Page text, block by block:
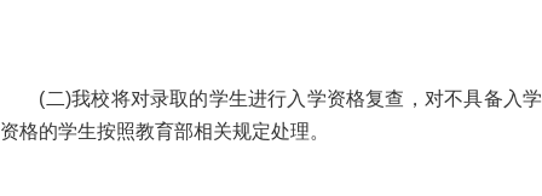
(二)我校将对录取的学生进行入学资格复查，对不具备入学
资格的学生按照教育部相关规定处理。